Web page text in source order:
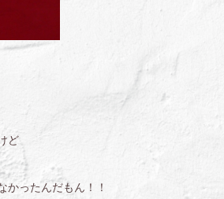
ど
かったんだもん！！